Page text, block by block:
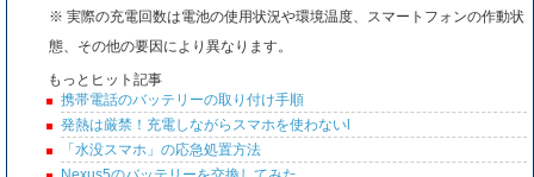
※ 実際の充電回数は電池の使用状況や環境温度、スマートフォンの作動状
態、その他の要因により異なります。
もっとヒット記事
携帯電話のバッテリーの取り付け手順
発熱は厳禁！充電しながらスマホを使わないl
「水没スマホ」の応急処置方法